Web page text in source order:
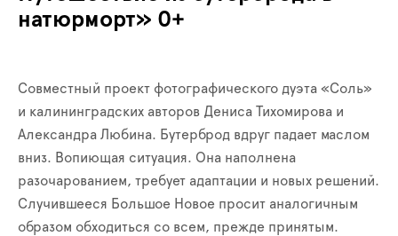
натюрморт» 0+
Совместный проект фотографического дуэта «Соль»
и калининградских авторов Дениса Тихомирова и
Александра Любина. Бутерброд вдруг падает маслом
вниз. Вопиющая ситуация. Она наполнена
разочарованием, требует адаптации и новых решений.
Случившееся Большое Новое просит аналогичным
образом обходиться со всем, прежде принятым.